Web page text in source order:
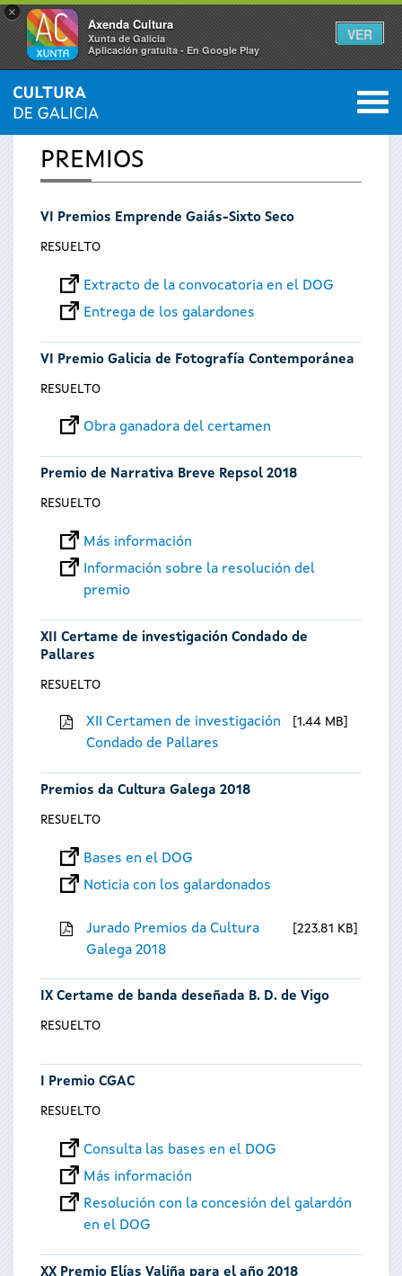
×
Axenda Cultura
Xunta de Galicia
Aplicación gratuíta - En Google Play
VER
Se
encuentra
usted
INICIO 0
PREMIOS
VI Premios Emprende Gaiás-Sixto Seco
RESUELTO
Extracto de la convocatoria en el DOG
Entrega de los galardones
VI Premio Galicia de Fotografía Contemporánea
RESUELTO
Obra ganadora del certamen
Premio de Narrativa Breve Repsol 2018
RESUELTO
Más información
Información sobre la resolución del
premio
XII Certame de investigación Condado de
Pallares
RESUELTO
XII Certamen de investigación
Condado de Pallares
1.44 MB
Premios da Cultura Galega 2018
RESUELTO
Bases en el DOG
Noticia con los galardonados
Jurado Premios da Cultura
Galega 2018
223.81 KB
IX Certame de banda deseñada B. D. de Vigo
RESUELTO
I Premio CGAC
RESUELTO
Consulta las bases en el DOG
Más información
Resolución con la concesión del galardón
en el DOG
XX Premio Elías Valiña para el año 2018